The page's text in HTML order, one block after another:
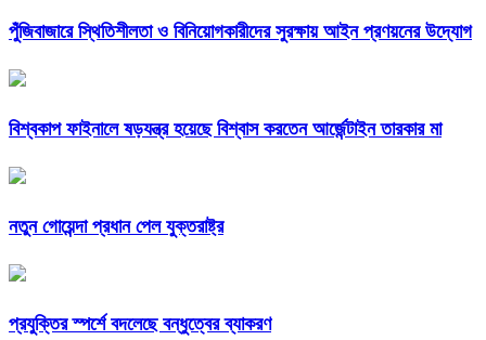
পুঁজিবাজারে স্থিতিশীলতা ও বিনিয়োগকারীদের সুরক্ষায় আইন প্রণয়নের উদ্যোগ
বিশ্বকাপ ফাইনালে ষড়যন্ত্র হয়েছে বিশ্বাস করতেন আর্জেন্টাইন তারকার মা
নতুন গোয়েন্দা প্রধান পেল যুক্তরাষ্ট্র
প্রযুক্তির স্পর্শে বদলেছে বন্ধুত্বের ব্যাকরণ